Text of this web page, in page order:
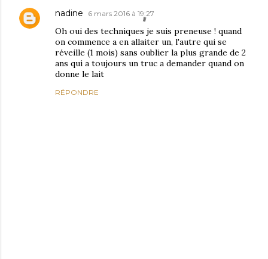
nadine 6 mars 2016 à 19:27
Oh oui des techniques je suis preneuse ! quand
on commence a en allaiter un, l'autre qui se
réveille (1 mois) sans oublier la plus grande de 2
ans qui a toujours un truc a demander quand on
donne le lait
RÉPONDRE